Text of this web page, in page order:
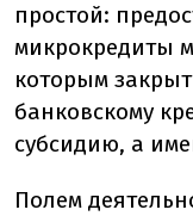
простой:
микрокредиты
которым
банковскому
субсидию, а
Полем